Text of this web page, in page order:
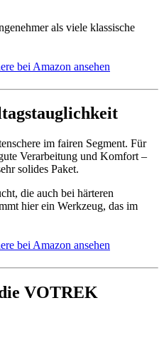
als viele klassische
bei Amazon ansehen
im fairen Segment. Für
Verarbeitung und Komfort –
solides Paket.
die auch bei härteren
hier ein Werkzeug, das im
bei Amazon ansehen
VOTREK